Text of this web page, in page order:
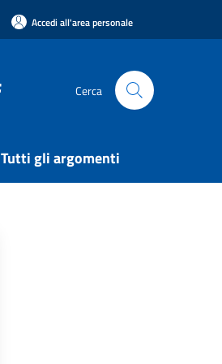
Accedi all'area personale
Cerca
Tutti gli argomenti